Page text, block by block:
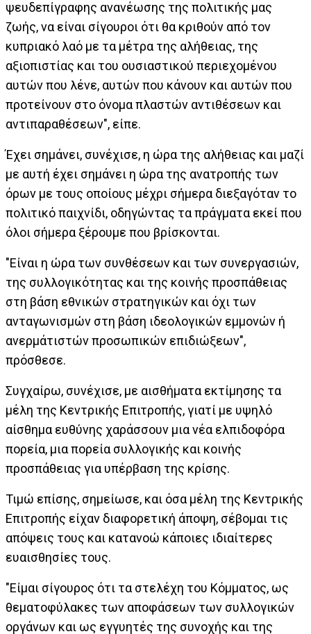
ψευδεπίγραφης ανανέωσης της πολιτικής μας
ζωής, να είναι σίγουροι ότι θα κριθούν από τον
κυπριακό λαό με τα μέτρα της αλήθειας, της
αξιοπιστίας και του ουσιαστικού περιεχομένου
αυτών που λένε, αυτών που κάνουν και αυτών που
προτείνουν στο όνομα πλαστών αντιθέσεων και
αντιπαραθέσεων", είπε.
Έχει σημάνει, συνέχισε, η ώρα της αλήθειας και μαζί
με αυτή έχει σημάνει η ώρα της ανατροπής των
όρων με τους οποίους μέχρι σήμερα διεξαγόταν το
πολιτικό παιχνίδι, οδηγώντας τα πράγματα εκεί που
όλοι σήμερα ξέρουμε που βρίσκονται.
"Είναι η ώρα των συνθέσεων και των συνεργασιών,
της συλλογικότητας και της κοινής προσπάθειας
στη βάση εθνικών στρατηγικών και όχι των
ανταγωνισμών στη βάση ιδεολογικών εμμονών ή
ανερμάτιστών προσωπικών επιδιώξεων",
πρόσθεσε.
Συγχαίρω, συνέχισε, με αισθήματα εκτίμησης τα
μέλη της Κεντρικής Επιτροπής, γιατί με υψηλό
αίσθημα ευθύνης χαράσσουν μια νέα ελπιδοφόρα
πορεία, μια πορεία συλλογικής και κοινής
προσπάθειας για υπέρβαση της κρίσης.
Τιμώ επίσης, σημείωσε, και όσα μέλη της Κεντρικής
Επιτροπής είχαν διαφορετική άποψη, σέβομαι τις
απόψεις τους και κατανοώ κάποιες ιδιαίτερες
ευαισθησίες τους.
"Είμαι σίγουρος ότι τα στελέχη του Κόμματος, ως
θεματοφύλακες των αποφάσεων των συλλογικών
οργάνων και ως εγγυητές της συνοχής και της